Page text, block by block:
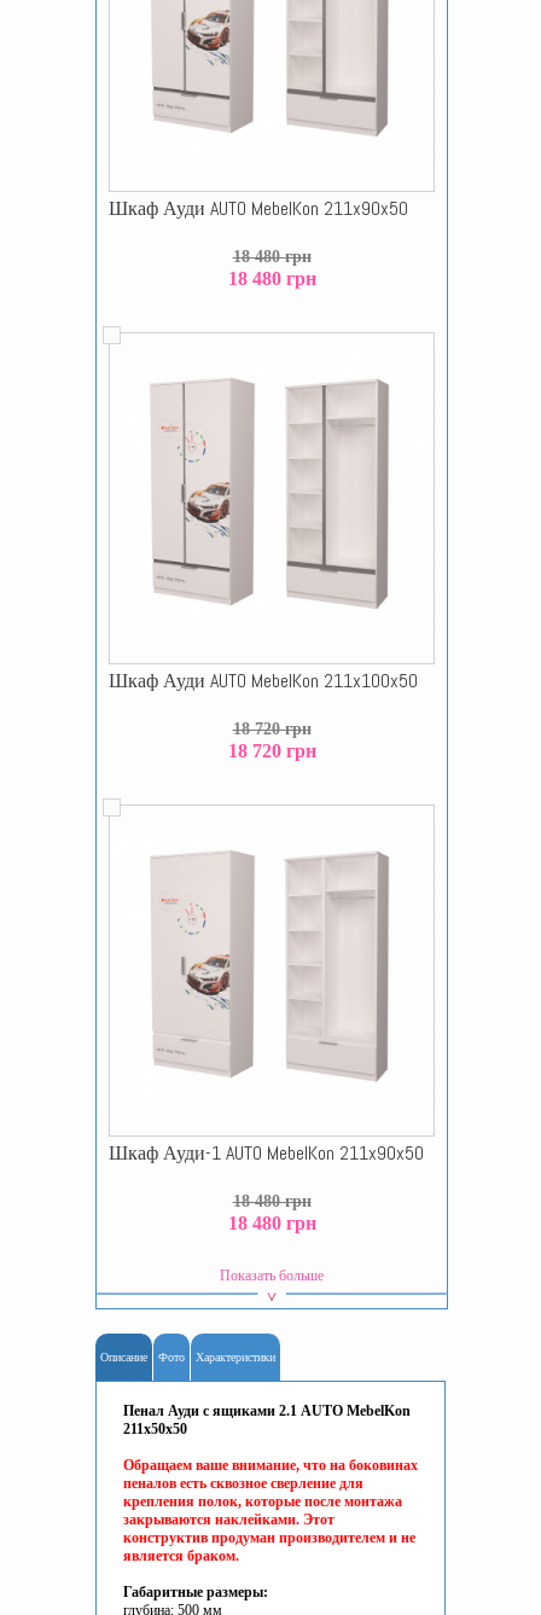
Шкаф Ауди AUTO MebelKon 211x90x50
18 480 грн
18 480 грн
Шкаф Ауди AUTO MebelKon 211x100x50
18 720 грн
18 720 грн
Шкаф Ауди-1 AUTO MebelKon 211x90x50
18 480 грн
18 480 грн
Показать больше
Описание Фото Характеристики
Пенал Ауди с ящиками 2.1 AUTO MebelKon
211x50x50
Обращаем ваше внимание, что на боковинах
пеналов есть сквозное сверление для
крепления полок, которые после монтажа
закрываются наклейками. Этот
конструктив продуман производителем и не
является браком.
Габаритные размеры:
глубина: 500 мм